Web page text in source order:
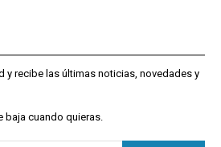
y recibe las últimas noticias, novedades y
baja cuando quieras.